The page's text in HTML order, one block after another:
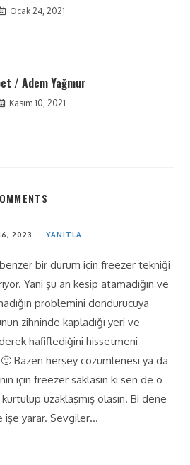
Ocak 24, 2021
/ Adem Yağmur
Kasım 10, 2021
2023 YANITLA
bir durum için freezer tekniği
Yani şu an kesip atamadığın ve
problemini dondurucuya
zihninde kapladığı yeri ve
hafiflediğini hissetmeni
Bazen herşey çözümlenesi ya da
için freezer saklasın ki sen de o
uzaklaşmış olasın. Bi dene
işe yarar. Sevgiler…